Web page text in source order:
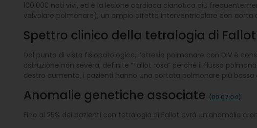
100.000 nati vivi, ed è la lesione cardiaca cianotica più
valvolare polmonare), un ampio difetto interventricolare con aorta
Spettro clinico della tetralogia di Fallot
Dal punto di vista fisiopatologico, l’atresia polmonare con DIV è
ostruzione non severa, definite “Fallot rosa” perché il flusso
destro aumenta, i pazienti hanno una portata polmonare più
Anomalie genetiche associate (00:07:04)
Fino al 25% dei pazienti con tetralogia di Fallot avrà un’anomalia